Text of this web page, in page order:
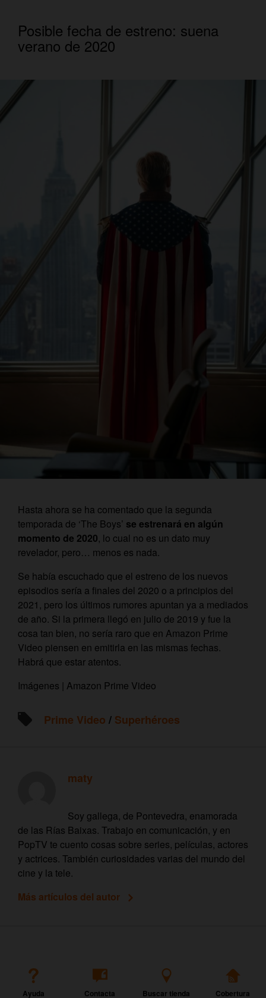
Posible fecha de estreno: suena
verano de 2020
Hasta ahora se ha comentado que la segunda
temporada de ‘The Boys’ se estrenará en algún
momento de 2020, lo cual no es un dato muy
revelador, pero… menos es nada.
Se había escuchado que el estreno de los nuevos
episodios sería a finales del 2020 o a principios del
2021, pero los últimos rumores apuntan ya a mediados
de año. Si la primera llegó en julio de 2019 y fue la
cosa tan bien, no sería raro que en Amazon Prime
Video piensen en emitirla en las mismas fechas.
Habrá que estar atentos.
Imágenes | Amazon Prime Video
Prime Video / Superhéroes
maty
Soy gallega, de Pontevedra, enamorada
de las Rías Baixas. Trabajo en comunicación, y en
PopTV te cuento cosas sobre series, películas, actores
y actrices. También curiosidades varias del mundo del
cine y la tele.
Más artículos del autor
Ayuda Contacta Buscar tienda Cobertura